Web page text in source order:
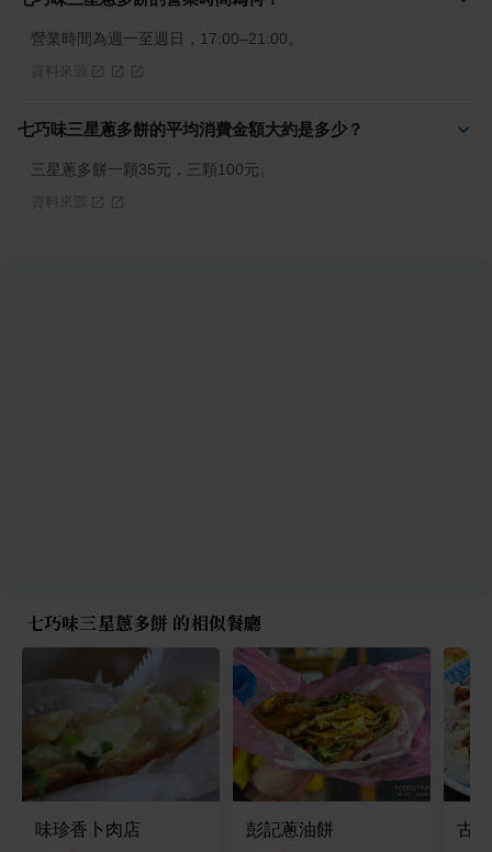
營業時間為週一至週日，17:00–21:00。
七巧味三星蔥多餅的平均消費金額大約是多少？
三星蔥多餅一顆35元，三顆100元。
七巧味三星蔥多餅 的相似餐廳
味珍香卜肉店 彭記蔥油餅 古